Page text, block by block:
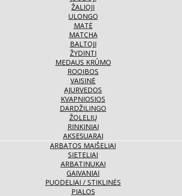
ŽALIOJI
ULONGO
MATĖ
MATCHA
BALTOJI
ŽYDINTI
MEDAUS KRŪMO
ROOIBOS
VAISINĖ
AJURVEDOS
KVAPNIOSIOS
DARDŽILINGO
ŽOLELIŲ
RINKINIAI
AKSESUARAI
ARBATOS MAIŠELIAI
SIETELIAI
ARBATINUKAI
GAIVANIAI
PUODELIAI / STIKLINĖS
PIALOS